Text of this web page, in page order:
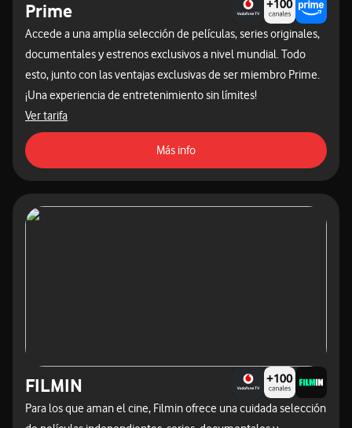
Prime
Accede a una amplia selección de películas, series originales,
documentales y estrenos exclusivos a nivel mundial. Todo
esto, junto con las ventajas exclusivas de ser miembro Prime.
¡Una experiencia de entretenimiento sin límites!
Ver tarifaacceder a las tarifas destacadas
Más infoacceso a la página de
FILMIN
Para los que aman el cine, Filmin ofrece una cuidada selección